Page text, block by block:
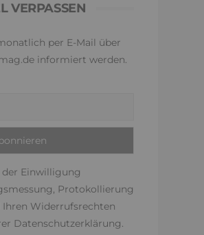
VERPASSEN
per E-Mail über
informiert werden.
der Einwilligung
Protokollierung
Widerrufsrechten
Datenschutzerklärung.